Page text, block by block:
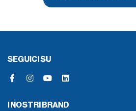
SEGUICI SU
I NOSTRI BRAND